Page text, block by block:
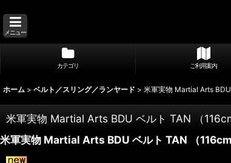
メニュー
カテゴリ ご利用案内
ホーム > ベルト／スリング／ランヤード > 米軍実物 Martial Arts BDU
米軍実物 Martial Arts BDU ベルト TAN （
米軍実物 Martial Arts BDU ベルト TAN （116cm